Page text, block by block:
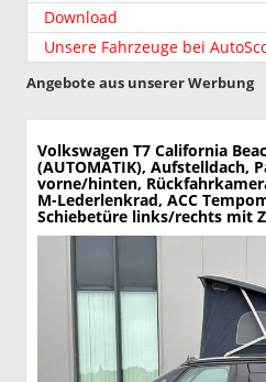
Download
Unsere Fahrzeuge bei
Angebote aus unserer Werbung
Volkswagen T7 California
(AUTOMATIK), Aufstelldach,
vorne/hinten,
M-Lederlenkrad, ACC
Schiebetüre links/rechts mit